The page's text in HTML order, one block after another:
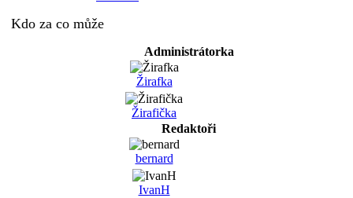
Kdo za co může
Administrátorka
Žirafka
Žirafička
Redaktoři
bernard
IvanH